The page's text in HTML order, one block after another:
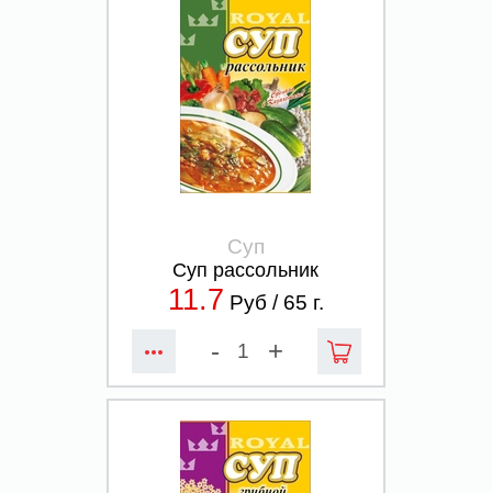
Суп
Суп рассольник
11.7 Руб / 65 г.
- +